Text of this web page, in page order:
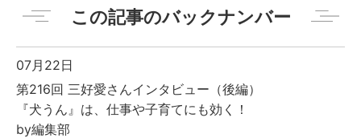
この記事のバックナンバー
07月22日
第216回 三好愛さんインタビュー（後編）
『犬うん』は、仕事や子育てにも効く！
by編集部